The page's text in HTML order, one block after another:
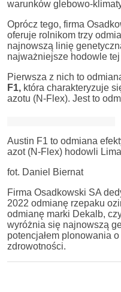
warunków glebowo-
Oprócz tego, firma
oferuje rolnikom trzy
najnowszą linię
najważniejsze hodowle tej
Pierwsza z nich to
F1, która charakteryzuje
azotu (N-Flex). Jest to
Austin F1 to odmiana
azot (N-Flex) hodowli
fot. Daniel Biernat
Firma Osadkowski SA
2022 odmianę rzepaku
odmianę marki Dekalb,
wyróżnia się najnowszą
potencjałem plonowania
zdrowotności.